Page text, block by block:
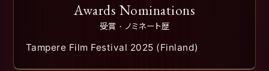
Awards Nominations
受賞・ノミネート歴
Tampere Film Festival 2025 (Finland)